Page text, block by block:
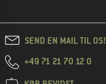
SEND EN MAIL TIL OS!
+49 71 21 70 12 0